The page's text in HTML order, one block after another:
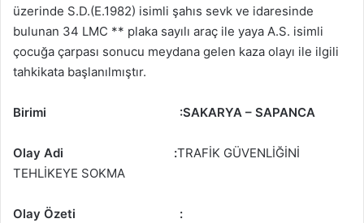
üzerinde S.D.(E.1982) isimli şahıs sevk ve idaresinde
bulunan 34 LMC ** plaka sayılı araç ile yaya A.S. isimli
çocuğa çarpası sonucu meydana gelen kaza olayı ile ilgili
tahkikata başlanılmıştır.
Birimi :SAKARYA – SAPANCA
Olay Adi :TRAFİK GÜVENLİĞİNİ
TEHLİKEYE SOKMA
Olay Özeti :